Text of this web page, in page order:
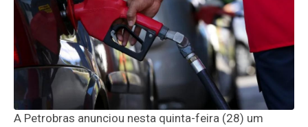
A Petrobras anunciou nesta quinta-feira (28) um